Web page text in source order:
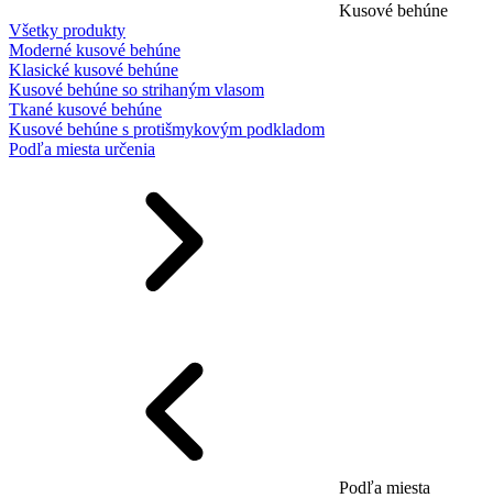
Kusové behúne
Všetky produkty
Moderné kusové behúne
Klasické kusové behúne
Kusové behúne so strihaným vlasom
Tkané kusové behúne
Kusové behúne s protišmykovým podkladom
Podľa miesta určenia
Podľa miesta